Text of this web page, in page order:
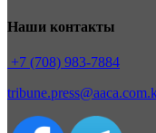
Наши контакты
+7 (708) 983-7884